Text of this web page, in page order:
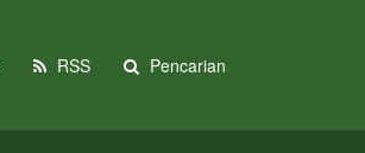
RSS Pencarian